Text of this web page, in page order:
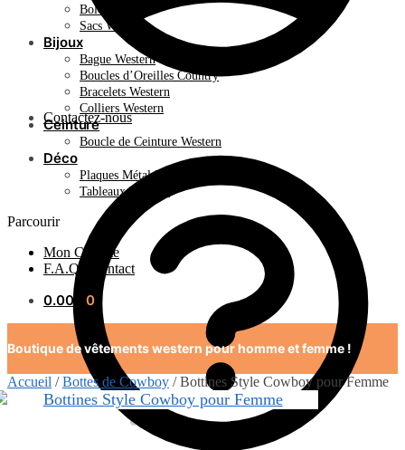
Contactez-nous
Bolo Tie
Sacs Western
Bijoux
Bague Western
Boucles d’Oreilles Country
Bracelets Western
Colliers Western
Ceinture
Boucle de Ceinture Western
Déco
Plaques Métal Déco Américaine
Tableaux Western
Parcourir
Mon Compte
F.A.Q / Contact
0.00€ 0
Boutique de vêtements western pour homme et femme !
Accueil /Bottes de Cowboy /Bottines Style Cowboy pour Femme